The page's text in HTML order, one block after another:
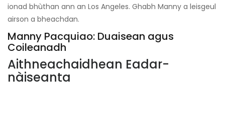
ionad bhùthan ann an Los Angeles. Ghabh Manny a leisgeul
airson a bheachdan.
Manny Pacquiao: Duaisean agus
Coileanadh
Aithneachaidhean Eadar-
nàiseanta